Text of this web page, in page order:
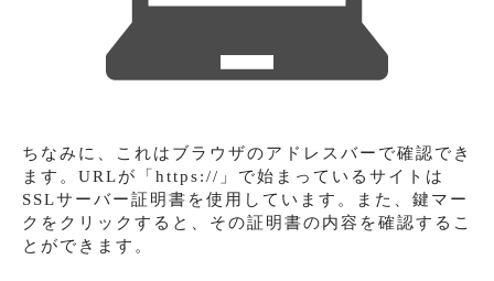
ちなみに、これはブラウザのアドレスバーで確認でき
ます。URLが「https://」で始まっているサイトは
SSLサーバー証明書を使用しています。また、鍵マー
クをクリックすると、その証明書の内容を確認するこ
とができます。